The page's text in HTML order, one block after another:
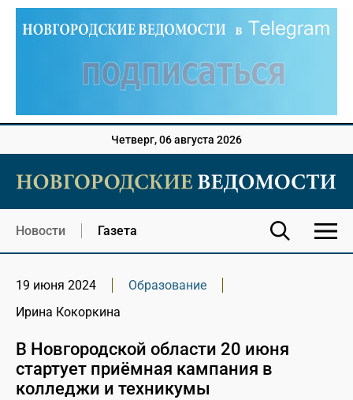
Четверг, 06 августа 2026
Новости Газета
19 июня 2024
Образование
Ирина Кокоркина
В Новгородской области 20 июня
стартует приёмная кампания в
колледжи и техникумы